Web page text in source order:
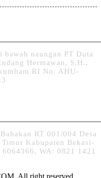
naungan PT Duta
Hermawan, S.H.,
RI No. AHU-
RT 001/004 Desa
Kabupaten Bekasi-
WA: 0821 1421
All right reserved